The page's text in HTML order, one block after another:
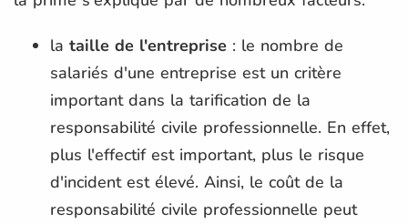
la taille de l'entreprise : le nombre de
salariés d'une entreprise est un critère
important dans la tarification de la
responsabilité civile professionnelle. En effet,
plus l'effectif est important, plus le risque
d'incident est élevé. Ainsi, le coût de la
responsabilité civile professionnelle peut